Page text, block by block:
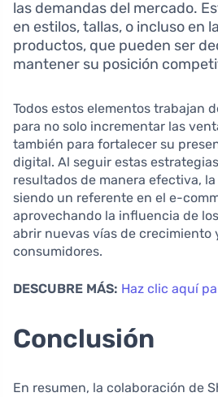
las demandas del mercado.
en estilos, tallas, o incluso en
productos, que pueden ser
mantener su posición
Todos estos elementos trabajan
para no solo incrementar las
también para fortalecer su
digital. Al seguir estas
resultados de manera efectiva,
siendo un referente en el e-
aprovechando la influencia de
abrir nuevas vías de crecimiento
consumidores.
DESCUBRE MÁS: Haz clic aquí
Conclusión
En resumen, la colaboración de